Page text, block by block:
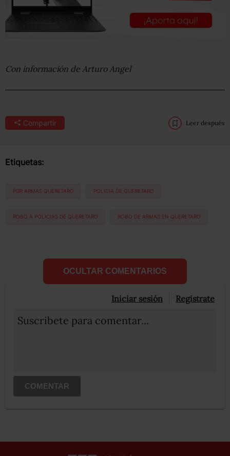
Con información de Arturo Angel
Compartir Leer después
Etiquetas:
PGR ARMAS QUERETARO POLICIA DE QUERETARO
ROBO A POLICIAS DE QUERETARO ROBO DE ARMAS EN QUERETARO
OCULTAR COMENTARIOS
Iniciar sesión Registrate
Suscribete para comentar...
COMENTAR